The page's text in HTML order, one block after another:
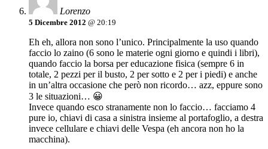
Lorenzo
5 Dicembre 2012 @ 20:19
Eh eh, allora non sono l’unico. Principalmente la uso quando
faccio lo zaino (6 sono le materie ogni giorno e quindi i libri),
quando faccio la borsa per educazione fisica (sempre 6 in
totale, 2 pezzi per il busto, 2 per sotto e 2 per i piedi) e anche
in un’altra occasione che però non ricordo… azz, eppure sono
3 le situazioni… 😀
Invece quando esco stranamente non lo faccio… facciamo 4
pure io, chiavi di casa a sinistra insieme al portafoglio, a destra
invece cellulare e chiavi delle Vespa (eh ancora non ho la
macchina).